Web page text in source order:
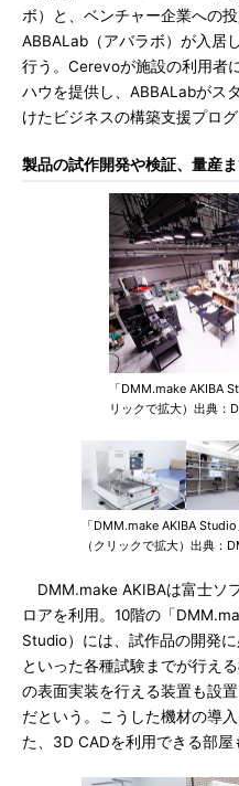
ボ）と、ベンチャー企業への
ABBALab（アバラボ）が入居
行う。Cerevoが施設の利用者
ハウを提供し、ABBALabがス
けたビジネスの構築支援プロ
製品の試作開発や検証、量産
「DMM.make AKIBA
リックで拡大）出典：
「DMM.make AKIBA
（クリックで拡大）出典：
DMM.make AKIBAは富士ソ
ロアを利用。10階の「
Studio）には、試作品の開発
といった各種試験までが行え
の表面実装を行える装置も設
だという。こうした機材の導
た、3D CADを利用できる部屋